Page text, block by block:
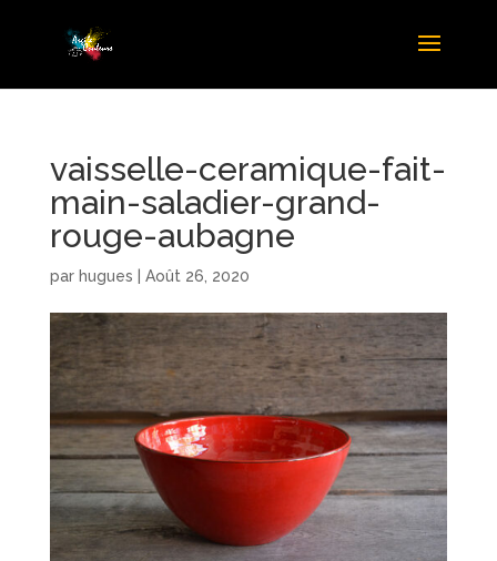
vaisselle-ceramique-fait-
main-saladier-grand-
rouge-aubagne
par hugues Août 26, 2020